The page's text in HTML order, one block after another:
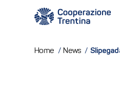
Home / News /